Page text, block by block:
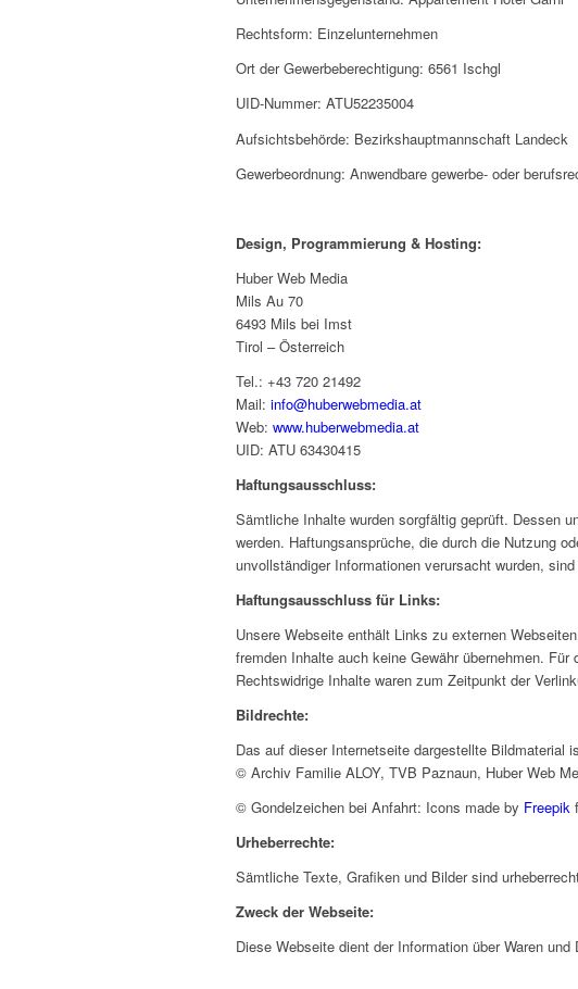
Rechtsform: Einzelunternehmen
Ort der Gewerbeberechtigung: 6561 Ischgl
UID-Nummer: ATU52235004
Aufsichtsbehörde: Bezirkshauptmannschaft Landeck
Gewerbeordnung: Anwendbare gewerbe- oder
Design, Programmierung & Hosting:
Huber Web Media
Mils Au 70
6493 Mils bei Imst
Tirol – Österreich
Tel.: +43 720 21492
Mail: info@huberwebmedia.at
Web: www.huberwebmedia.at
UID: ATU 63430415
Haftungsausschluss:
Sämtliche Inhalte wurden sorgfältig geprüft. Dessen
werden. Haftungsansprüche, die durch die Nutzung
unvollständiger Informationen verursacht wurden,
Haftungsausschluss für Links:
Unsere Webseite enthält Links zu externen
fremden Inhalte auch keine Gewähr übernehmen.
Rechtswidrige Inhalte waren zum Zeitpunkt der
Bildrechte:
Das auf dieser Internetseite dargestellte Bildmaterial
© Archiv Familie ALOY, TVB Paznaun, Huber Web
© Gondelzeichen bei Anfahrt: Icons made by Freepik
Urheberrechte:
Sämtliche Texte, Grafiken und Bilder sind
Zweck der Webseite:
Diese Webseite dient der Information über Waren